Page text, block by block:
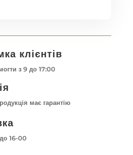
клієнтів
з 9 до 17:00
має гарантію
16-00